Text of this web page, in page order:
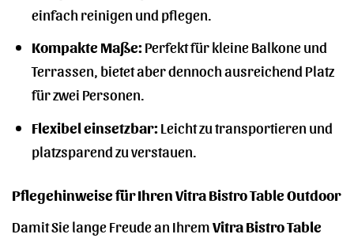
einfach reinigen und pflegen.
Kompakte Maße:Perfekt für kleine Balkone und
Terrassen, bietet aber dennoch ausreichend Platz
für zwei Personen.
Flexibel einsetzbar:Leicht zu transportieren und
platzsparend zu verstauen.
Pflegehinweise für Ihren Vitra Bistro Table Outdoor
Damit Sie lange Freude an IhremVitra Bistro Table